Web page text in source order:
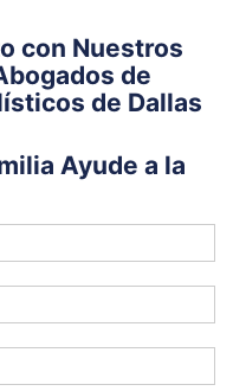
con Nuestros
de
de Dallas
Ayude a la